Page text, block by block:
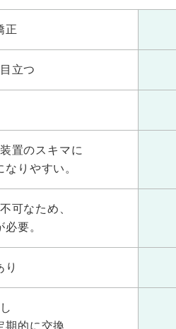
正
立つ
装置のスキマに
なりやすい。
不可なため、
要。
り
期的に交換